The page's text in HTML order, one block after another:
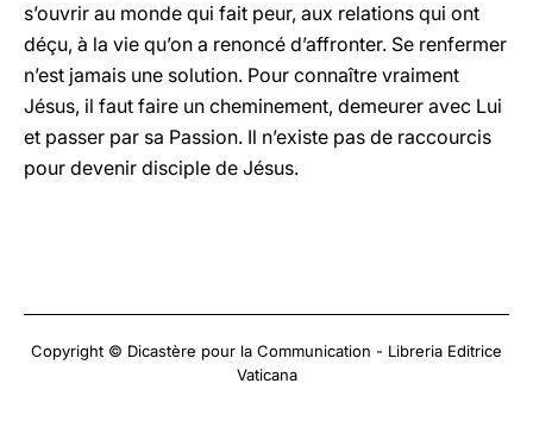
s’ouvrir au monde qui fait peur, aux relations qui ont
déçu, à la vie qu’on a renoncé d’affronter. Se renfermer
n’est jamais une solution. Pour connaître vraiment
Jésus, il faut faire un cheminement, demeurer avec Lui
et passer par sa Passion. Il n’existe pas de raccourcis
pour devenir disciple de Jésus.
Copyright © Dicastère pour la Communication - Libreria Editrice
Vaticana